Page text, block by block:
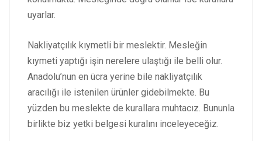
uyarlar.
Nakliyatçılık kıymetli bir meslektir. Mesleğin
kıymeti yaptığı işin nerelere ulaştığı ile belli olur.
Anadolu’nun en ücra yerine bile nakliyatçılık
aracılığı ile istenilen ürünler gidebilmekte. Bu
yüzden bu meslekte de kurallara muhtacız. Bununla
birlikte biz yetki belgesi kuralını inceleyeceğiz.